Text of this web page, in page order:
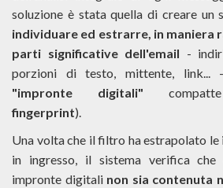
soluzione è stata quella di creare un
individuare ed estrarre, in maniera
parti significative dell'email -
porzioni di testo, mittente,
"impronte digitali"
fingerprint).
Una volta che il filtro ha estrapolato
in ingresso, il sistema verifica che
impronte digitali non sia contenuta